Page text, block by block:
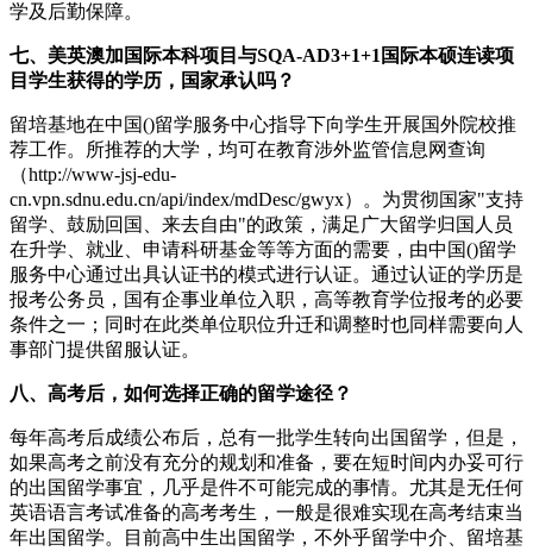
学及后勤保障。
七、美英澳加国际本科项目与SQA-AD3+1+1国际本硕连读项
目学生获得的学历，国家承认吗？
留培基地在中国()留学服务中心指导下向学生开展国外院校推
荐工作。所推荐的大学，均可在教育涉外监管信息网查询
（http://www-jsj-edu-
cn.vpn.sdnu.edu.cn/api/index/mdDesc/gwyx）。为贯彻国家"支持
留学、鼓励回国、来去自由"的政策，满足广大留学归国人员
在升学、就业、申请科研基金等等方面的需要，由中国()留学
服务中心通过出具认证书的模式进行认证。通过认证的学历是
报考公务员，国有企事业单位入职，高等教育学位报考的必要
条件之一；同时在此类单位职位升迁和调整时也同样需要向人
事部门提供留服认证。
八、高考后，如何选择正确的留学途径？
每年高考后成绩公布后，总有一批学生转向出国留学，但是，
如果高考之前没有充分的规划和准备，要在短时间内办妥可行
的出国留学事宜，几乎是件不可能完成的事情。尤其是无任何
英语语言考试准备的高考考生，一般是很难实现在高考结束当
年出国留学。目前高中生出国留学，不外乎留学中介、留培基